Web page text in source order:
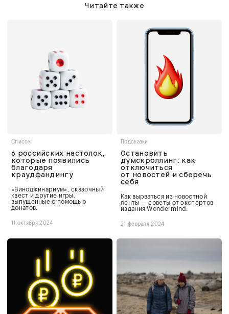
Читайте также
Список
6 российских настолок,
которые появились
благодаря
краудфандингу
«Виноджинариум», сказочный
квест и другие игры,
выпущенные с помощью
донатов.
11 октября 2024
Подсказки
Остановить
думскроллинг: как
отключиться
от новостей и сберечь
себя
Как вырваться из новостной
ленты — советы от экспертов
издания Wondermind.
21 февраля 2024